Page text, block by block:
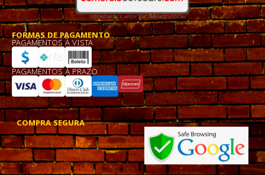
FORMAS DE PAGAMENTO
PAGAMENTOS À VISTA
PAGAMENTOS À PRAZO
COMPRA SEGURA